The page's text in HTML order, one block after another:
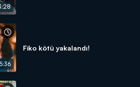
Fiko kötü yakalandı!